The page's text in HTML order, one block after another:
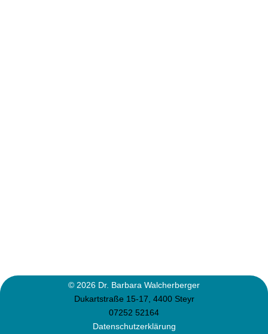
© 2026 Dr. Barbara Walcherberger
Dukartstraße 15-17, 4400 Steyr
07252 52164
Datenschutzerklärung